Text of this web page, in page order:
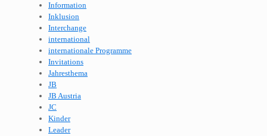
Information
Inklusion
Interchange
international
internationale Programme
Invitations
Jahresthema
JB
JB Austria
JC
Kinder
Leader